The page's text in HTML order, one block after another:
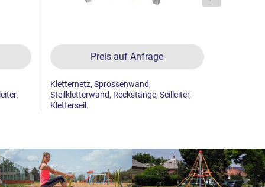
Preis auf Anfrage
Kletternetz, Sprossenwand,
Steilkletterwand, Reckstange, Seilleiter,
Kletterseil.